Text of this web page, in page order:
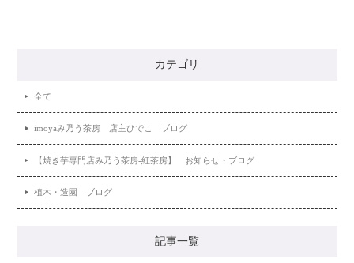
カテゴリ
全て
imoyaみ乃う茶房 店主ひでこ ブログ
【焼き芋専門店み乃う茶房-紅茶房】 お知らせ・ブログ
植木・造園 ブログ
記事一覧